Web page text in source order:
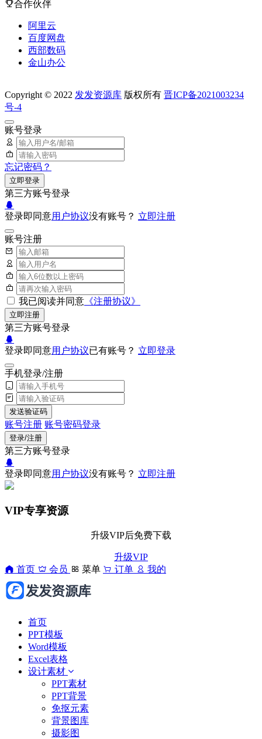
合作伙伴
阿里云
百度网盘
西部数码
金山办公
Copyright © 2022 发发资源库 版权所有 晋ICP备2021003234
号-4
账号登录
忘记密码？
立即登录
第三方账号登录
登录即同意用户协议没有账号？ 立即注册
账号注册
我已阅读并同意 《注册协议》
立即注册
第三方账号登录
登录即同意用户协议已有账号？ 立即登录
手机登录/注册
发送验证码
账号注册 账号密码登录
登录/注册
第三方账号登录
登录即同意用户协议没有账号？ 立即注册
VIP专享资源
升级VIP后免费下载
升级VIP
首页
会员 菜单 订单 我的
首页
PPT模板
Word模板
Excel表格
设计素材
PPT素材
PPT背景
免抠元素
背景图库
摄影图